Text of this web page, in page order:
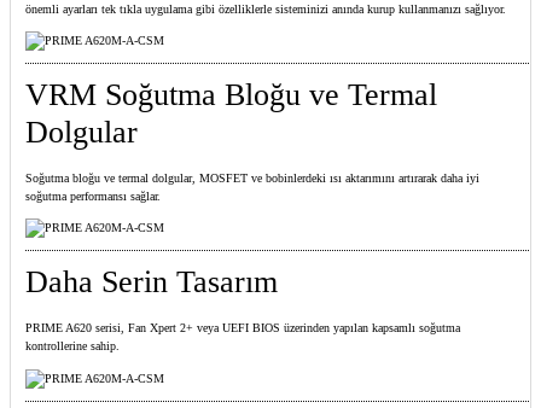
önemli ayarları tek tıkla uygulama gibi özelliklerle sisteminizi anında kurup kullanmanızı sağlıyor.
VRM Soğutma Bloğu ve Termal
Dolgular
Soğutma bloğu ve termal dolgular, MOSFET ve bobinlerdeki ısı aktarımını artırarak daha iyi
soğutma performansı sağlar.
Daha Serin Tasarım
PRIME A620 serisi, Fan Xpert 2+ veya UEFI BIOS üzerinden yapılan kapsamlı soğutma
kontrollerine sahip.